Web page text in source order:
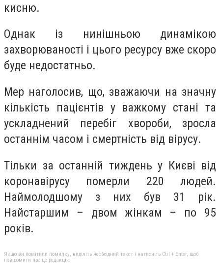
кисню.
Однак із нинішньою динамікою
захворюваності і цього ресурсу вже скоро
буде недостатньо.
Мер наголосив, що, зважаючи на значну
кількість пацієнтів у важкому стані та
ускладнений перебіг хвороби, зросла
останнім часом і смертність від вірусу.
Тільки за останній тиждень у Києві від
коронавірусу померли 220 людей.
Наймолодшому з них був 31 рік.
Найстаршим – двом жінкам – по 95
років.
Якщо ви помітили помилку, виділіть необхідний текст і натисніть Ctrl + Enter, щоб
повідомити про це редакцію